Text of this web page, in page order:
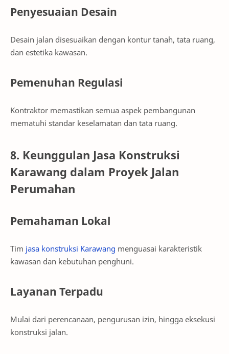
Penyesuaian Desain
Desain jalan disesuaikan dengan kontur tanah, tata ruang,
dan estetika kawasan.
Pemenuhan Regulasi
Kontraktor memastikan semua aspek pembangunan
mematuhi standar keselamatan dan tata ruang.
8. Keunggulan Jasa Konstruksi
Karawang dalam Proyek Jalan
Perumahan
Pemahaman Lokal
Tim jasa konstruksi Karawang menguasai karakteristik
kawasan dan kebutuhan penghuni.
Layanan Terpadu
Mulai dari perencanaan, pengurusan izin, hingga eksekusi
konstruksi jalan.